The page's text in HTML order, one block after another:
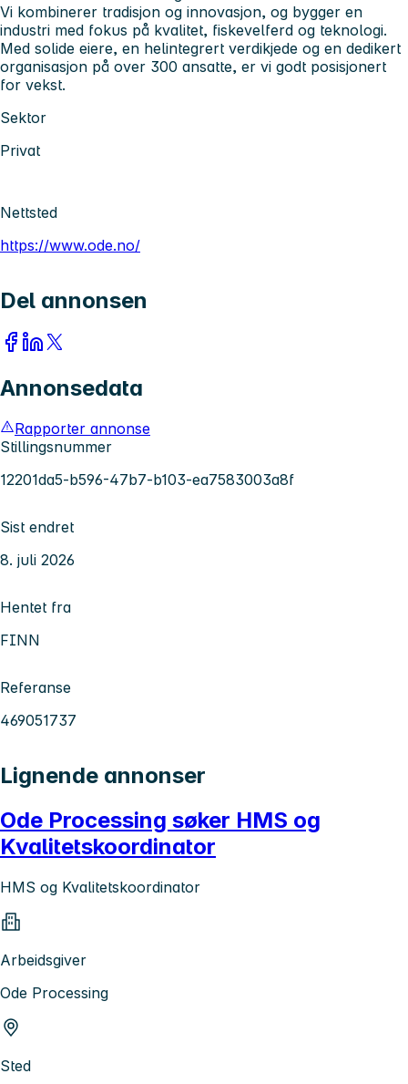
Vi kombinerer tradisjon og innovasjon, og bygger en
industri med fokus på kvalitet, fiskevelferd og teknologi.
Med solide eiere, en helintegrert verdikjede og en dedikert
organisasjon på over 300 ansatte, er vi godt posisjonert
for vekst.
Sektor
Privat
Nettsted
https://www.ode.no/
Del annonsen
Annonsedata
Rapporter annonse
Stillingsnummer
12201da5-b596-47b7-b103-ea7583003a8f
Sist endret
8. juli 2026
Hentet fra
FINN
Referanse
469051737
Lignende annonser
Ode Processing søker HMS og
Kvalitetskoordinator
HMS og Kvalitetskoordinator
Arbeidsgiver
Ode Processing
Sted